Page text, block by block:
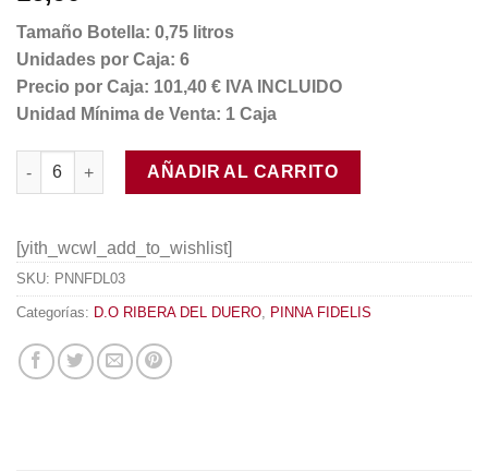
Tamaño Botella: 0,75 litros
Unidades por Caja: 6
Precio por Caja: 101,40 € IVA INCLUIDO
Unidad Mínima de Venta: 1 Caja
Pinna Fidelis Reserva 2016 cantidad
AÑADIR AL CARRITO
[yith_wcwl_add_to_wishlist]
SKU: PNNFDL03
Categorías: D.O RIBERA DEL DUERO, PINNA FIDELIS